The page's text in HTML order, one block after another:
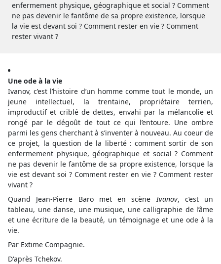
enfermement physique, géographique et social ? Comment
ne pas devenir le fantôme de sa propre existence, lorsque
la vie est devant soi ? Comment rester en vie ? Comment
rester vivant ?
Une ode à la vie
Ivanov, c’est l’histoire d’un homme comme tout le monde, un
jeune intellectuel, la trentaine, propriétaire terrien,
improductif et criblé de dettes, envahi par la mélancolie et
rongé par le dégoût de tout ce qui l’entoure. Une ombre
parmi les gens cherchant à s’inventer à nouveau. Au coeur de
ce projet, la question de la liberté : comment sortir de son
enfermement physique, géographique et social ? Comment
ne pas devenir le fantôme de sa propre existence, lorsque la
vie est devant soi ? Comment rester en vie ? Comment rester
vivant ?
Quand Jean-Pierre Baro met en scèneIvanov, c’est un
tableau, une danse, une musique, une calligraphie de l’âme
et une écriture de la beauté, un témoignage et une ode à la
vie.
Par Extime Compagnie.
D'après Tchekov.